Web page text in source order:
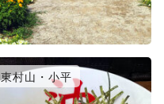
東村山・小平